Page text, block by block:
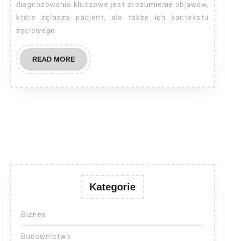
diagnozowania kluczowe jest zrozumienie objawów,
które zgłasza pacjent, ale także ich kontekstu
życiowego.
READ MOREREAD
MORE
Kategorie
Biznes
Budownictwo